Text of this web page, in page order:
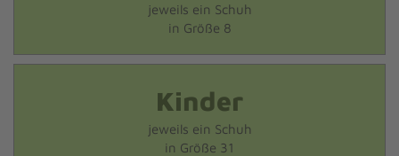
jeweils ein Schuh
in Größe 8
Kinder
jeweils ein Schuh
in Größe 31